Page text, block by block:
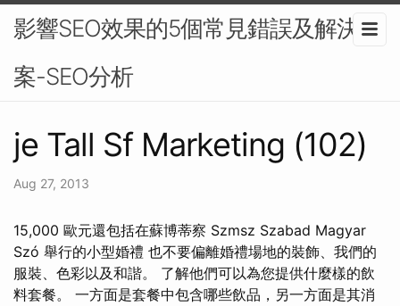
影響SEO效果的5個常見錯誤及解決方
案-SEO分析
je Tall Sf Marketing (102)
Aug 27, 2013
15,000 歐元還包括在蘇博蒂察 Szmsz Szabad Magyar
Szó 舉行的小型婚禮 也不要偏離婚禮場地的裝飾、我們的
服裝、色彩以及和諧。 了解他們可以為您提供什麼樣的飲
料套餐。 一方面是套餐中包含哪些飲品，另一方面是其消